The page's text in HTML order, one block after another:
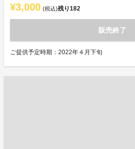
¥3,000 (税込)残り182
販売終了
ご提供予定時期：2022年４月下旬